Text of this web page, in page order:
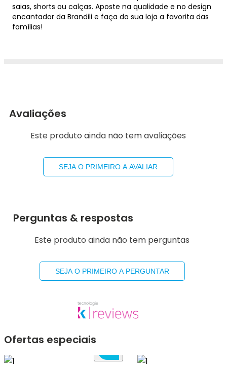
saias, shorts ou calças. Aposte na qualidade e no design
encantador da Brandili e faça da sua loja a favorita das
famílias!
Avaliações
Este produto ainda não tem avaliações
SEJA O PRIMEIRO A AVALIAR
Perguntas & respostas
Este produto ainda não tem perguntas
SEJA O PRIMEIRO A PERGUNTAR
Ofertas especiais